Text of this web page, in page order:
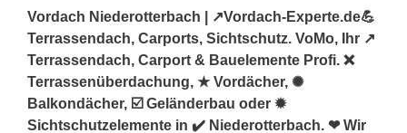
Vordach Niederotterbach | ↗️Vordach-Experte.de💪
Terrassendach, Carports, Sichtschutz. VoMo, Ihr ↗️
Terrassendach, Carport & Bauelemente Profi. ❌
Terrassenüberdachung, ★ Vordächer, ✺
Balkondächer, ☑️ Geländerbau oder ✹
Sichtschutzelemente in ✔️ Niederotterbach. ❤ Wir